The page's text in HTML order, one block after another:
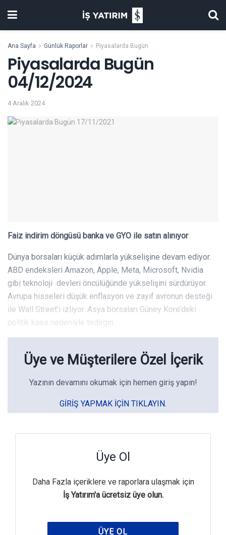
Ana Sayfa Günlük Raporlar Piyasalarda Bugün
Piyasalarda Bugün
04/12/2024
4 Aralık 2024
Faiz indirim döngüsü banka ve GYO ile satın alınıyor
Dünya borsaları küçük adımlarla yükselişine devam ediyor.
ABD endeksleri Amazon, Apple, Meta, Microsoft, Nvidia
gibi teknoloji devleri öncülüğünde yükselişini sürdürüyor.
Avrupa hisseleri düşük enflasyon ve zayıf avronun desteği
ile Wall Street’i izliyor. Asya borsaları Güney Kore’deki
politik kaos nedeniyle tedirgin.
Üye ve Müşterilere Özel İçerik
Yazının devamını okumak için hemen giriş yapın!
GIRIŞ YAPMAK IÇIN TIKLAYIN.
Üye Ol
Daha Fazla içeriklere ve raporlara ulaşmak için
İş Yatırım'a ücretsiz üye olun.
ÜYE OL